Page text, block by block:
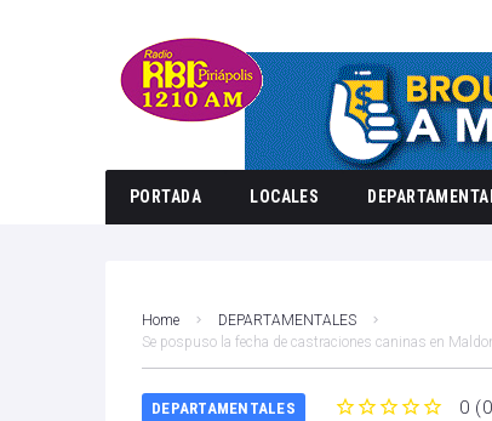
PORTADA LOCALES
Home
DEPARTAMENTALES
Se pospuso la fecha de castraciones caninas en
DEPARTAMENTALES 0 (